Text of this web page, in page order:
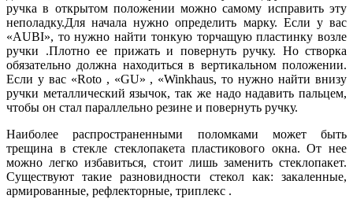
ручка в открытом положении можно самому исправить эту
неполадку.Для начала нужно определить марку. Если у вас
«AUBI», то нужно найти тонкую торчащую пластинку возле
ручки .Плотно ее прижать и повернуть ручку. Но створка
обязательно должна находиться в вертикальном положении.
Если у вас «Roto , «GU» , «Winkhaus, то нужно найти внизу
ручки металлический язычок, так же надо надавить пальцем,
чтобы он стал параллельно резине и повернуть ручку.
Наиболее распространенными поломками может быть
трещина в стекле стеклопакета пластикового окна. От нее
можно легко избавиться, стоит лишь заменить стеклопакет.
Существуют такие разновидности стекол как: закаленные,
армированные, рефлекторные, триплекс .